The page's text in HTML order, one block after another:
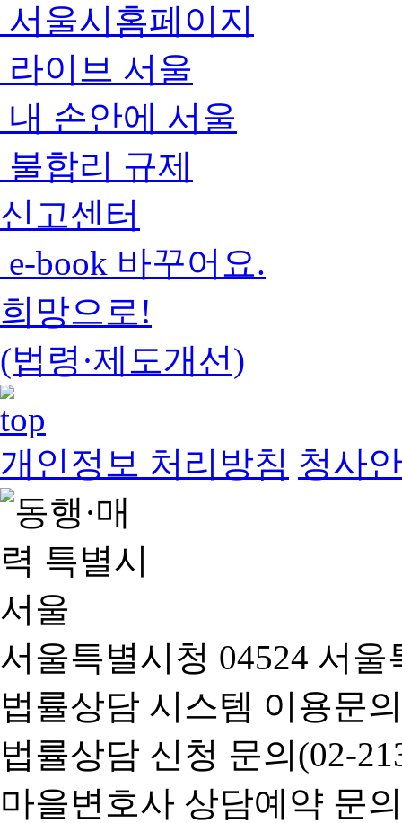
서울시홈페이지
라이브 서울
내 손안에 서울
불합리 규제
신고센터
e-book 바꾸어요.
희망으로!
(법령·제도개선)
개인정보 처리방침 청사
서울특별시청 04524 서
법률상담 시스템 이용문
법률상담 신청 문의(02-
마을변호사 상담예약 문